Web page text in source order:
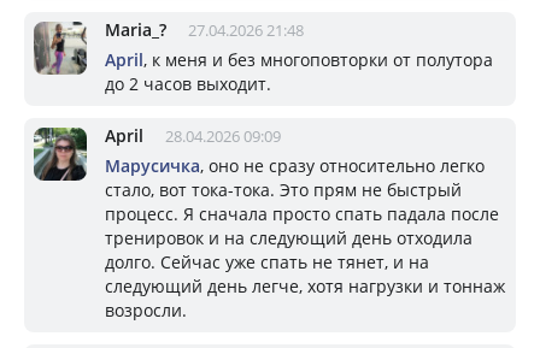
Mariа_? 27.04.2026 21:48
April, к меня и без многоповторки от полутора
до 2 часов выходит.
April 28.04.2026 09:09
Марусичка, оно не сразу относительно легко
стало, вот тока-тока. Это прям не быстрый
процесс. Я сначала просто спать падала после
тренировок и на следующий день отходила
долго. Сейчас уже спать не тянет, и на
следующий день легче, хотя нагрузки и тоннаж
возросли.